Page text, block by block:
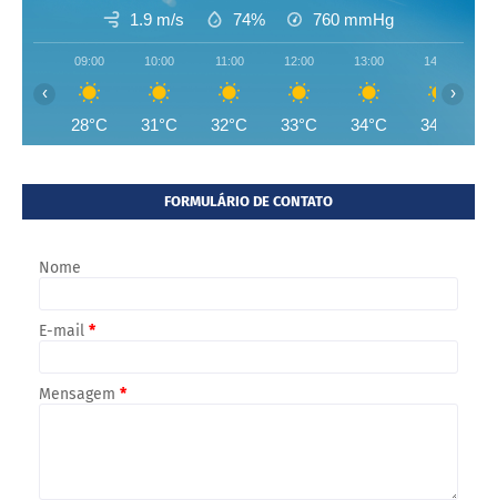
1.9 m/s 74% 760 mmHg
09:00
28°C
10:00
31°C
11:00
32°C
12:00
33°C
13:00
34°C
14:00
34°C
‹ ›
FORMULÁRIO DE CONTATO
Nome
E-mail *
Mensagem *